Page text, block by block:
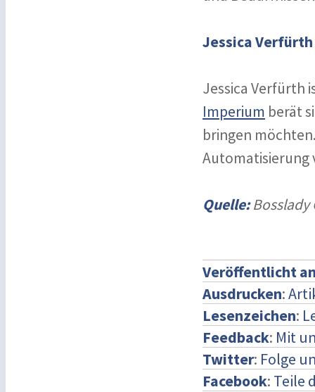
Jessica Verfürth
Jessica Verfürth
Imperium berät
bringen
Automatisierung
Quelle:
Veröffentlicht
Ausdrucken:
Lesenzeichen:
Feedback: Mit
Twitter: Folge
Facebook: Teile